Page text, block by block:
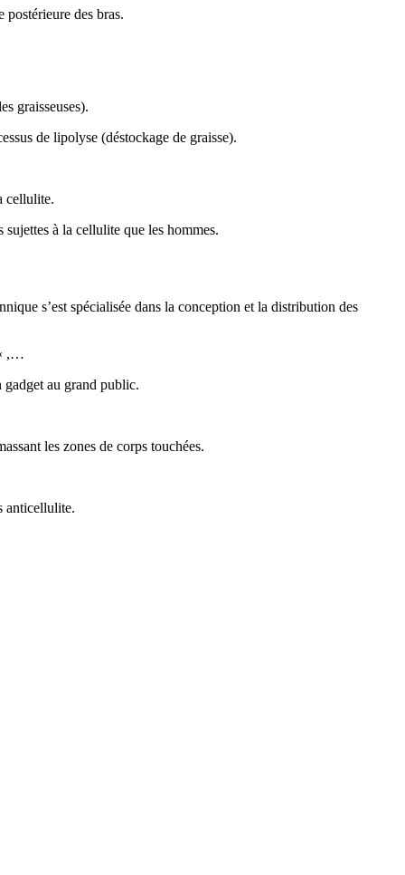
postérieure des bras.
graisseuses).
de lipolyse (déstockage de graisse).
cellulite.
sujettes à la cellulite que les hommes.
s’est spécialisée dans la conception et la distribution des
,…
gadget au grand public.
les zones de corps touchées.
anticellulite.